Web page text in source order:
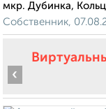
мкр. Дубинка,
Собственник,
‹